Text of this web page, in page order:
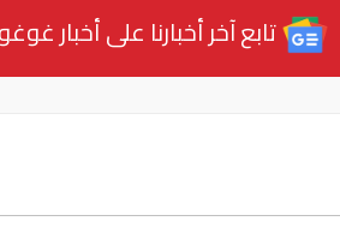
تابع آخر أخبارنا على أخبار